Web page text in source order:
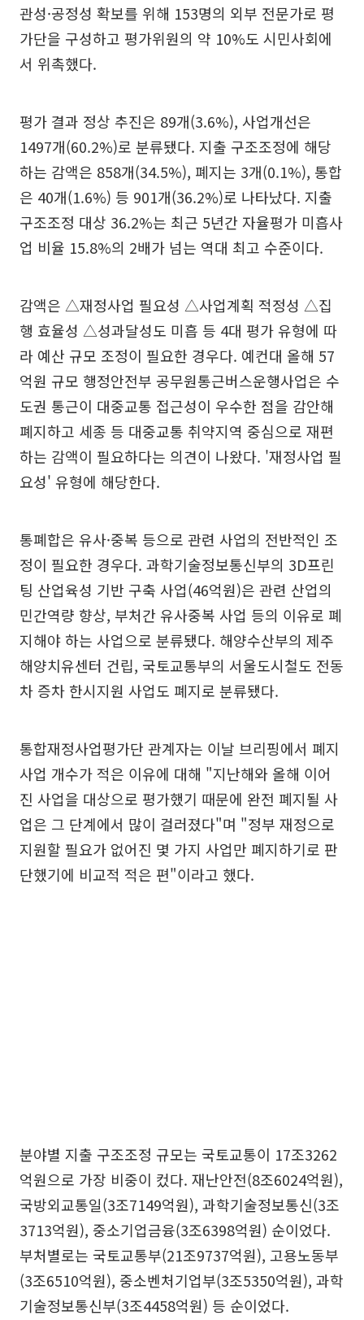
관성·공정성 확보를 위해 153명의 외부 전문가로 평
가단을 구성하고 평가위원의 약 10%도 시민사회에
서 위촉했다.
평가 결과 정상 추진은 89개(3.6%), 사업개선은
1497개(60.2%)로 분류됐다. 지출 구조조정에 해당
하는 감액은 858개(34.5%), 폐지는 3개(0.1%), 통합
은 40개(1.6%) 등 901개(36.2%)로 나타났다. 지출
구조조정 대상 36.2%는 최근 5년간 자율평가 미흡사
업 비율 15.8%의 2배가 넘는 역대 최고 수준이다.
감액은 △재정사업 필요성 △사업계획 적정성 △집
행 효율성 △성과달성도 미흡 등 4대 평가 유형에 따
라 예산 규모 조정이 필요한 경우다. 예컨대 올해 57
억원 규모 행정안전부 공무원통근버스운행사업은 수
도권 통근이 대중교통 접근성이 우수한 점을 감안해
폐지하고 세종 등 대중교통 취약지역 중심으로 재편
하는 감액이 필요하다는 의견이 나왔다. '재정사업 필
요성' 유형에 해당한다.
통폐합은 유사·중복 등으로 관련 사업의 전반적인 조
정이 필요한 경우다. 과학기술정보통신부의 3D프린
팅 산업육성 기반 구축 사업(46억원)은 관련 산업의
민간역량 향상, 부처간 유사중복 사업 등의 이유로 폐
지해야 하는 사업으로 분류됐다. 해양수산부의 제주
해양치유센터 건립, 국토교통부의 서울도시철도 전동
차 증차 한시지원 사업도 폐지로 분류됐다.
통합재정사업평가단 관계자는 이날 브리핑에서 폐지
사업 개수가 적은 이유에 대해 "지난해와 올해 이어
진 사업을 대상으로 평가했기 때문에 완전 폐지될 사
업은 그 단계에서 많이 걸러졌다"며 "정부 재정으로
지원할 필요가 없어진 몇 가지 사업만 폐지하기로 판
단했기에 비교적 적은 편"이라고 했다.
분야별 지출 구조조정 규모는 국토교통이 17조3262
억원으로 가장 비중이 컸다. 재난안전(8조6024억원),
국방외교통일(3조7149억원), 과학기술정보통신(3조
3713억원), 중소기업금융(3조6398억원) 순이었다.
부처별로는 국토교통부(21조9737억원), 고용노동부
(3조6510억원), 중소벤처기업부(3조5350억원), 과학
기술정보통신부(3조4458억원) 등 순이었다.